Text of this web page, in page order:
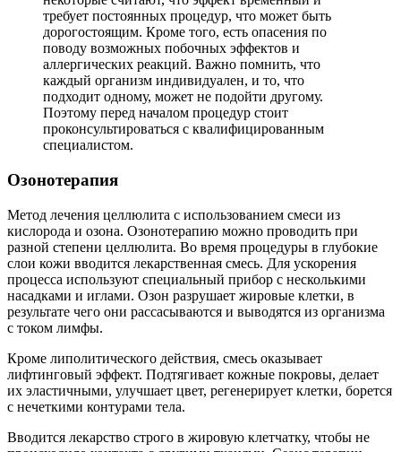
требует постоянных процедур, что может быть
дорогостоящим. Кроме того, есть опасения по
поводу возможных побочных эффектов и
аллергических реакций. Важно помнить, что
каждый организм индивидуален, и то, что
подходит одному, может не подойти другому.
Поэтому перед началом процедур стоит
проконсультироваться с квалифицированным
специалистом.
Озонотерапия
Метод лечения целлюлита с использованием смеси из
кислорода и озона. Озонотерапию можно проводить при
разной степени целлюлита. Во время процедуры в глубокие
слои кожи вводится лекарственная смесь. Для ускорения
процесса используют специальный прибор с несколькими
насадками и иглами. Озон разрушает жировые клетки, в
результате чего они рассасываются и выводятся из организма
с током лимфы.
Кроме липолитического действия, смесь оказывает
лифтинговый эффект. Подтягивает кожные покровы, делает
их эластичными, улучшает цвет, регенерирует клетки, борется
с нечеткими контурами тела.
Вводится лекарство строго в жировую клетчатку, чтобы не